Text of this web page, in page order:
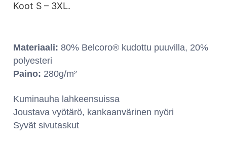
Koot S – 3XL.
Materiaali: 80% Belcoro® kudottu puuvilla, 20%
polyesteri
Paino: 280g/m²
Kuminauha lahkeensuissa
Joustava vyötärö, kankaanvärinen nyöri
Syvät sivutaskut